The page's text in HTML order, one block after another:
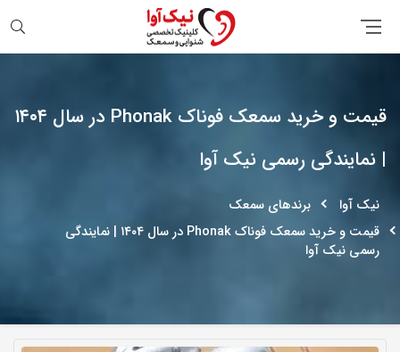
قیمت و خرید سمعک فوناک Phonak در سال ۱۴۰۴
| نمایندگی رسمی نیک آوا
نیک آوا
برندهای سمعک
قیمت و خرید سمعک فوناک Phonak در سال ۱۴۰۴ | نمایندگی
رسمی نیک آوا